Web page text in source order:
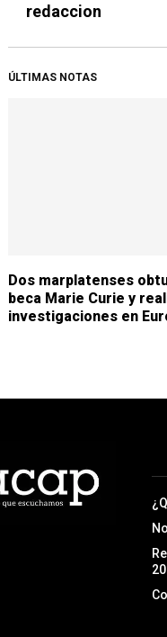
redaccion
ÚLTIMAS NOTAS
Dos marplatenses
beca Marie Curie y
investigaciones en